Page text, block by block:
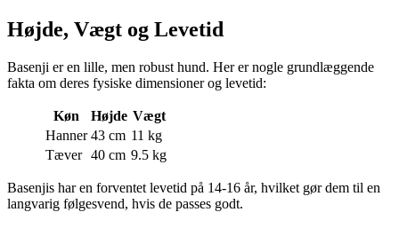
Højde, Vægt og Levetid
Basenji er en lille, men robust hund. Her er nogle grundlæggende
fakta om deres fysiske dimensioner og levetid:
Køn Højde Vægt
Hanner 43 cm 11 kg
Tæver 40 cm 9.5 kg
Basenjis har en forventet levetid på 14-16 år, hvilket gør dem til en
langvarig følgesvend, hvis de passes godt.